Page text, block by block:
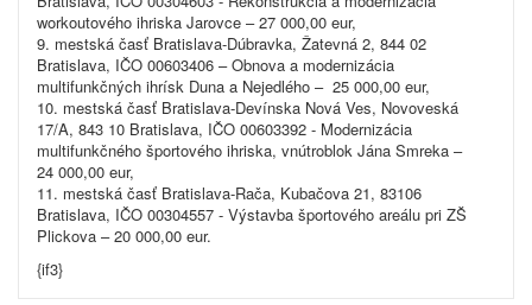
workoutového ihriska Jarovce – 27 000,00 eur,
9. mestská časť Bratislava-Dúbravka, Žatevná 2, 844 02
Bratislava, IČO 00603406 – Obnova a modernizácia
multifunkčných ihrísk Duna a Nejedlého – 25 000,00 eur,
10. mestská časť Bratislava-Devínska Nová Ves, Novoveská
17/A, 843 10 Bratislava, IČO 00603392 - Modernizácia
multifunkčného športového ihriska, vnútroblok Jána Smreka –
24 000,00 eur,
11. mestská časť Bratislava-Rača, Kubačova 21, 83106
Bratislava, IČO 00304557 - Výstavba športového areálu pri ZŠ
Plickova – 20 000,00 eur.
{if3}